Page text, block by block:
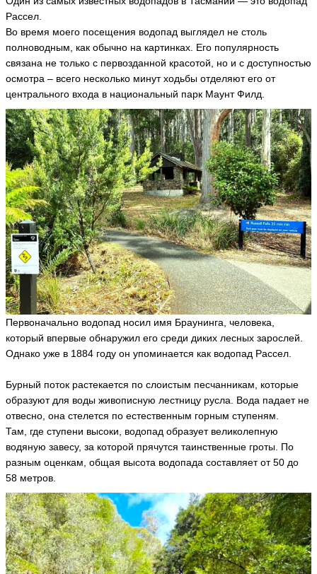
a
u
5
Рассел.
Во время моего посещения водопад выглядел не столь
полноводным, как обычно на картинках. Его популярность
связана не только с первозданной красотой, но и с доступностью
осмотра – всего несколько минут ходьбы отделяют его от
центрального входа в национальный парк Маунт Филд.
Первоначально водопад носил имя Браунинга, человека,
который впервые обнаружил его среди диких лесных зарослей.
Однако уже в 1884 году он упоминается как водопад Рассел.
Бурный поток растекается по слоистым песчанникам, которые
образуют для воды живописную лестницу русла. Вода падает не
отвесно, она стелется по естественным горным ступеням.
Там, где ступени высоки, водопад образует великолепную
водяную завесу, за которой прячутся таинственные гроты. По
разным оценкам, общая высота водопада составляет от 50 до
58 метров.